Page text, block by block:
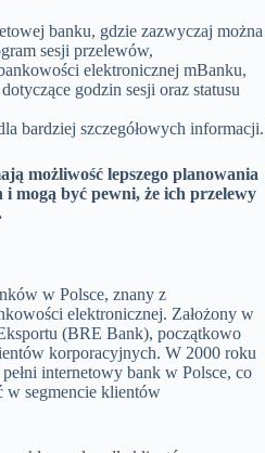
banku, gdzie zazwyczaj można
sesji przelewów,
elektronicznej mBanku,
godzin sesji oraz statusu
bardziej szczegółowych informacji.
możliwość lepszego planowania
mogą być pewni, że ich przelewy
w Polsce, znany z
elektronicznej. Założony w
(BRE Bank), początkowo
korporacyjnych. W 2000 roku
internetowy bank w Polsce, co
w segmencie klientów